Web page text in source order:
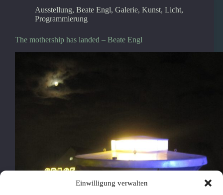
Einwilligung verwalten
Ausstellung, Beate Engl, Galerie, Kunst, Licht,
Programmierung
The mothership has landed – Beate Engl